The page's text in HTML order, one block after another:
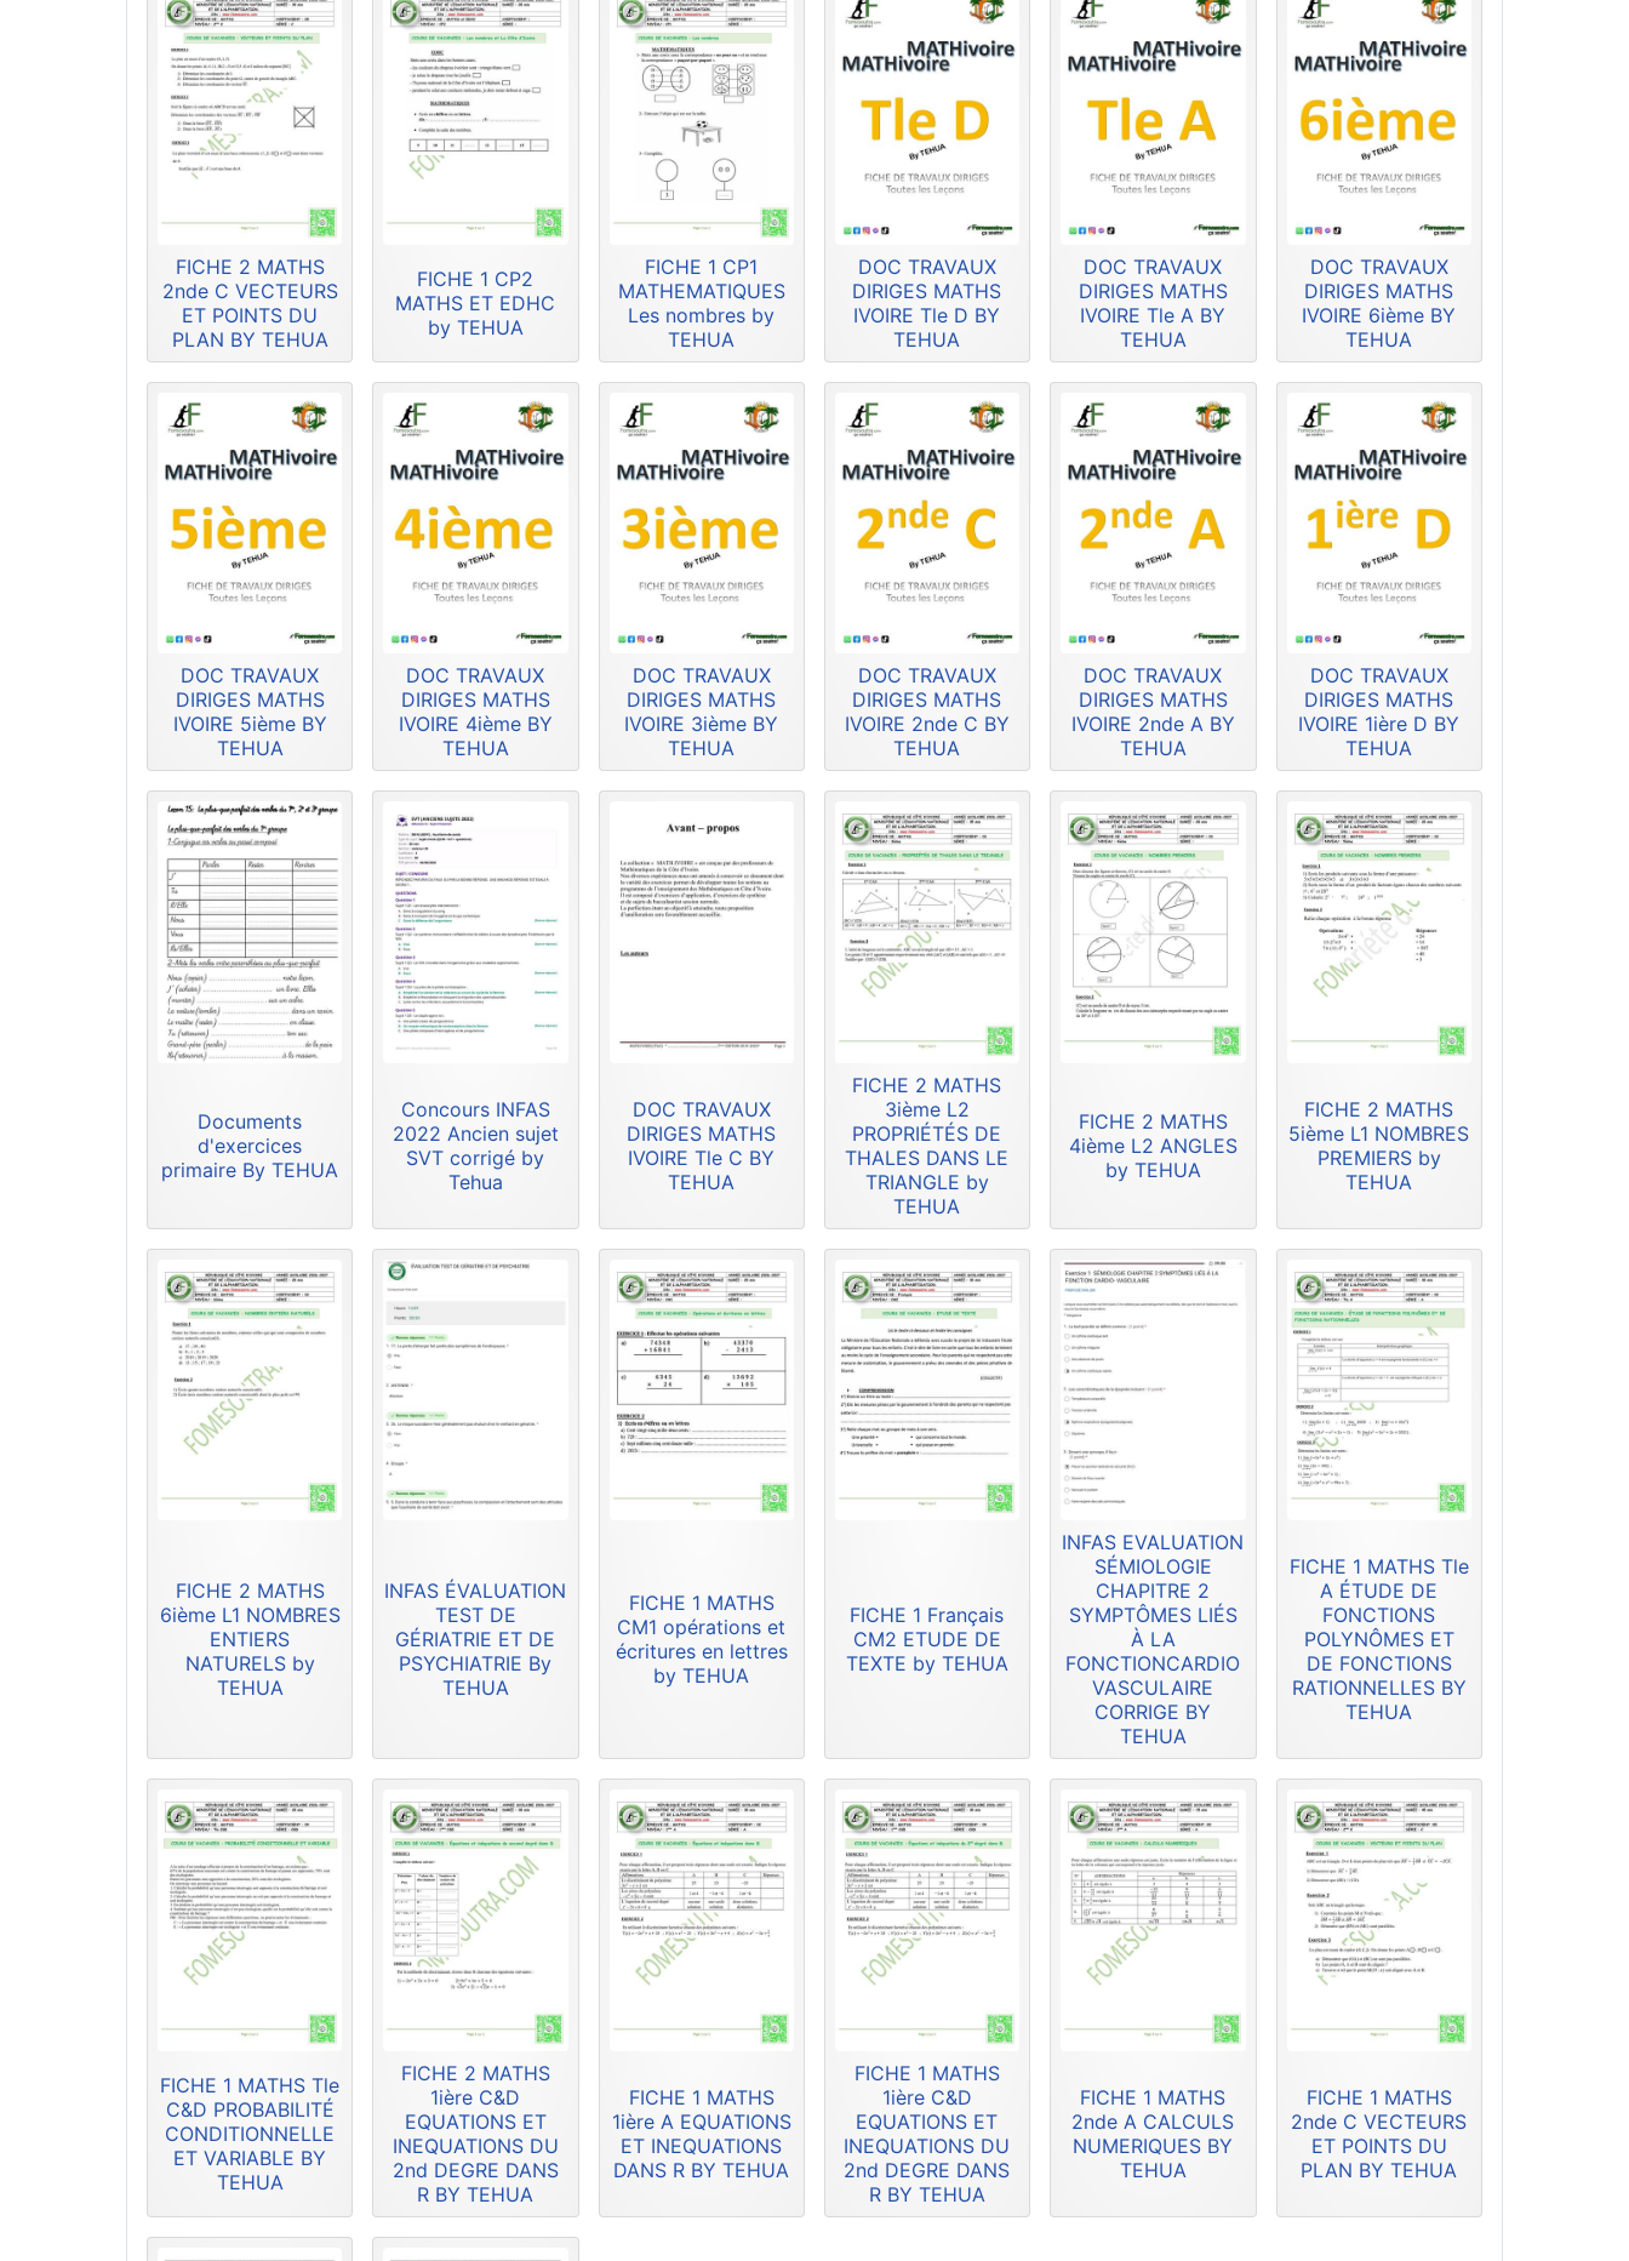
FICHE 2 MATHS
2nde C VECTEURS
ET POINTS DU
PLAN BY TEHUA
FICHE 1 CP2
MATHS ET EDHC
by TEHUA
FICHE 1 CP1
MATHEMATIQUES
Les nombres by
TEHUA
DOC TRAVAUX
DIRIGES MATHS
IVOIRE Tle D BY
TEHUA
DOC TRAVAUX
DIRIGES MATHS
IVOIRE Tle A BY
TEHUA
DOC TRAVAUX
DIRIGES MATHS
IVOIRE 6ième BY
TEHUA
DOC TRAVAUX
DIRIGES MATHS
IVOIRE 5ième BY
TEHUA
DOC TRAVAUX
DIRIGES MATHS
IVOIRE 4ième BY
TEHUA
DOC TRAVAUX
DIRIGES MATHS
IVOIRE 3ième BY
TEHUA
DOC TRAVAUX
DIRIGES MATHS
IVOIRE 2nde C BY
TEHUA
DOC TRAVAUX
DIRIGES MATHS
IVOIRE 2nde A BY
TEHUA
DOC TRAVAUX
DIRIGES MATHS
IVOIRE 1ière D BY
TEHUA
Documents
d'exercices
primaire By TEHUA
Concours INFAS
2022 Ancien sujet
SVT corrigé by
Tehua
DOC TRAVAUX
DIRIGES MATHS
IVOIRE Tle C BY
TEHUA
FICHE 2 MATHS
3ième L2
PROPRIÉTÉS DE
THALES DANS LE
TRIANGLE by
TEHUA
FICHE 2 MATHS
4ième L2 ANGLES
by TEHUA
FICHE 2 MATHS
5ième L1 NOMBRES
PREMIERS by
TEHUA
FICHE 2 MATHS
6ième L1 NOMBRES
ENTIERS
NATURELS by
TEHUA
INFAS ÉVALUATION
TEST DE
GÉRIATRIE ET DE
PSYCHIATRIE By
TEHUA
FICHE 1 MATHS
CM1 opérations et
écritures en lettres
by TEHUA
FICHE 1 Français
CM2 ETUDE DE
TEXTE by TEHUA
INFAS EVALUATION
SÉMIOLOGIE
CHAPITRE 2
SYMPTÔMES LIÉS
À LA
FONCTIONCARDIO
VASCULAIRE
CORRIGE BY
TEHUA
FICHE 1 MATHS Tle
A ÉTUDE DE
FONCTIONS
POLYNÔMES ET
DE FONCTIONS
RATIONNELLES BY
TEHUA
FICHE 1 MATHS Tle
C&D PROBABILITÉ
CONDITIONNELLE
ET VARIABLE BY
TEHUA
FICHE 2 MATHS
1ière C&D
EQUATIONS ET
INEQUATIONS DU
2nd DEGRE DANS
R BY TEHUA
FICHE 1 MATHS
1ière A EQUATIONS
ET INEQUATIONS
DANS R BY TEHUA
FICHE 1 MATHS
1ière C&D
EQUATIONS ET
INEQUATIONS DU
2nd DEGRE DANS
R BY TEHUA
FICHE 1 MATHS
2nde A CALCULS
NUMERIQUES BY
TEHUA
FICHE 1 MATHS
2nde C VECTEURS
ET POINTS DU
PLAN BY TEHUA